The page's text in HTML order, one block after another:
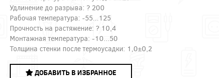
Удлинение до разрыва: ? 200
Рабочая температура: -55...125
Прочность на растяжение: ? 10,4
Монтажная температура: -10...50
Толщина стенки после термоусадки: 1,0±0,2
ДОБАВИТЬ В ИЗБРАННОЕ